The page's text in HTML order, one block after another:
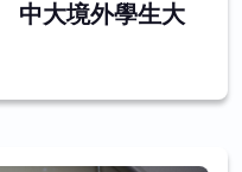
中大境外學生大